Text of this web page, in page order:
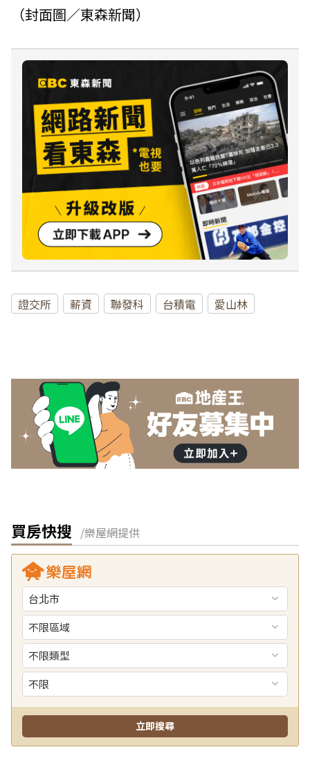
（封面圖／東森新聞）
證交所 薪資 聯發科 台積電 愛山林
買房快搜 /樂屋網提供